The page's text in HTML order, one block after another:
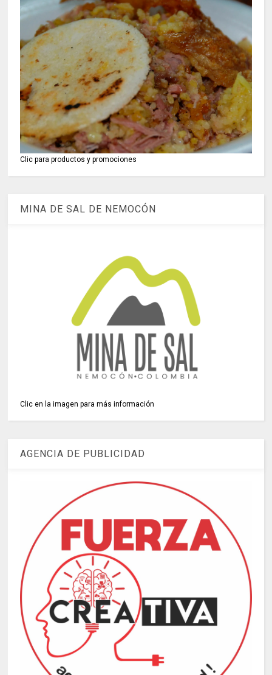
Clic para productos y promociones
MINA DE SAL DE NEMOCÓN
Clic en la imagen para más información
AGENCIA DE PUBLICIDAD